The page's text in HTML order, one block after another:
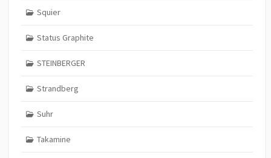
Squier
Status Graphite
STEINBERGER
Strandberg
Suhr
Takamine